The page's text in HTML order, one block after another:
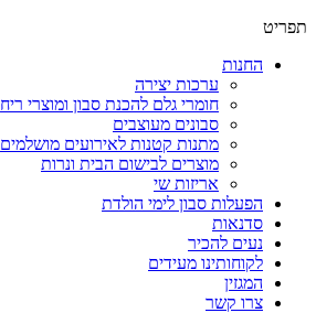
תפריט
החנות
ערכות יצירה
חומרי גלם להכנת סבון ומוצרי ריח
סבונים מעוצבים
מתנות קטנות לאירועים מושלמים
מוצרים לבישום הבית ונרות
אריזות שי
הפעלות סבון לימי הולדת
סדנאות
נעים להכיר
לקוחותינו מעידים
המגזין
צרו קשר